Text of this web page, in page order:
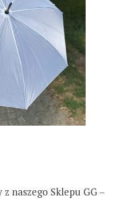
naszego Sklepu GG –